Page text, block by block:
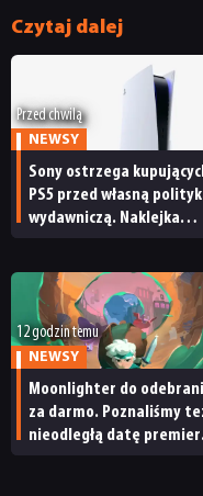
Czytaj dalej
Przed chwilą
NEWSY
Sony ostrzega
PS5 przed własną
wydawniczą. Naklejka
12 godzin temu
NEWSY
Moonlighter do
za darmo. Poznaliśmy
nieodległą datę